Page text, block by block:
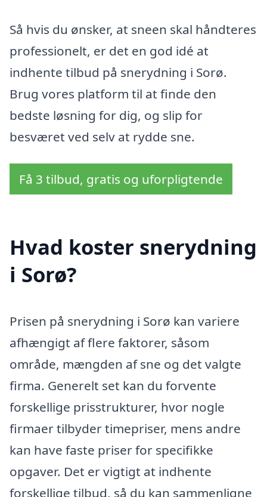
Så hvis du ønsker, at sneen skal håndteres
professionelt, er det en god idé at
indhente tilbud på snerydning i Sorø.
Brug vores platform til at finde den
bedste løsning for dig, og slip for
besværet ved selv at rydde sne.
Få 3 tilbud, gratis og uforpligtende
Hvad koster snerydning
i Sorø?
Prisen på snerydning i Sorø kan variere
afhængigt af flere faktorer, såsom
område, mængden af sne og det valgte
firma. Generelt set kan du forvente
forskellige prisstrukturer, hvor nogle
firmaer tilbyder timepriser, mens andre
kan have faste priser for specifikke
opgaver. Det er vigtigt at indhente
forskellige tilbud, så du kan sammenligne